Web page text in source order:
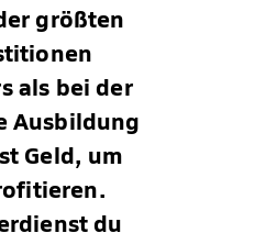
größten
als bei der
Ausbildung
Geld, um
du